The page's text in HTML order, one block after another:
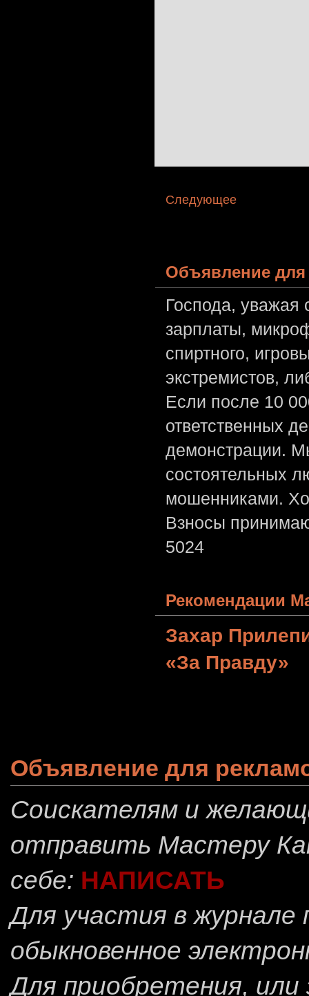
Следующее
Объявление для
Господа,
зарплаты,
спиртного,
экстремистов,
Если после 10
ответственных
демонстрации.
состоятельных
мошенниками.
Взносы
5024
Рекомендации
Захар
«За Правду»
Объявление для
Соискателям и
отправить Мастеру
себе: НАПИСАТЬ
Для участия в
обыкновенное
Для приобретения, или